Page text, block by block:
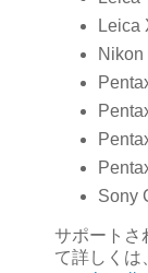
Leica
Nikon
Sony
サポートさ
て詳しくは